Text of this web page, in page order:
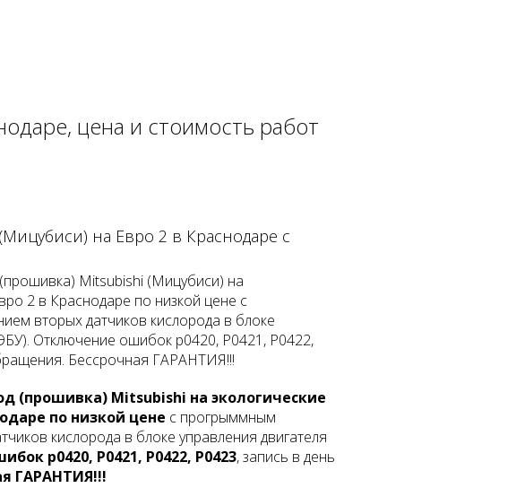
цена и стоимость работ
на Евро 2 в Краснодаре с
Mitsubishi (Мицубиси) на
2 в Краснодаре по низкой цене с
вторых датчиков кислорода в блоке
Отключение ошибок p0420, P0421, P0422,
Бессрочная ГАРАНТИЯ!!!
(прошивка) Mitsubishi на экологические
по низкой цене с прогрыммным
кислорода в блоке управления двигателя
p0420, P0421, P0422, P0423, запись в день
ГАРАНТИЯ!!!